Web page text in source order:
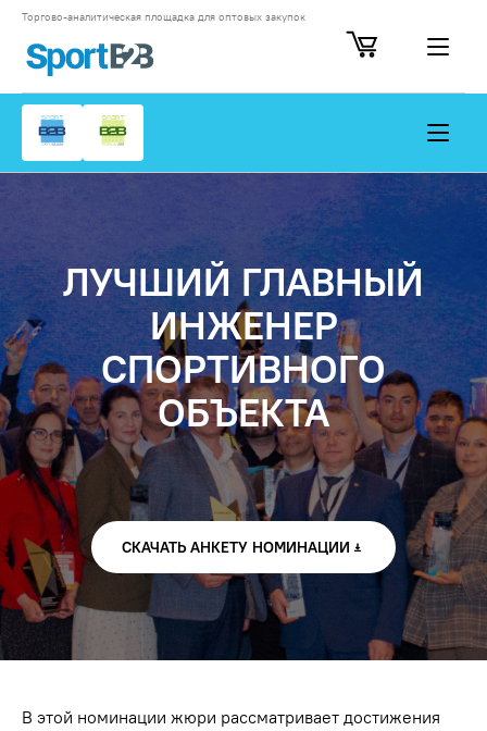
Торгово-аналитическая площадка для оптовых закупок
ЛУЧШИЙ ГЛАВНЫЙ
ИНЖЕНЕР
СПОРТИВНОГО
ОБЪЕКТА
СКАЧАТЬ АНКЕТУ НОМИНАЦИИ
В этой номинации жюри рассматривает достижения